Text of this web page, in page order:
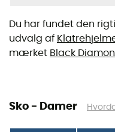
Du har fundet den
udvalg af
mærket Black
Sko - Damer